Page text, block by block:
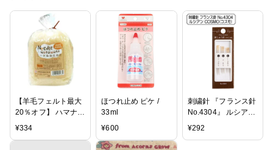
【羊毛フェルト最大
20％オフ】 ハマナカ
ニードルわたわた
¥334
ほつれ止め ピケ /
33ml
¥600
刺繍針 『フランス針
No.4304』 ルシアン
COSMO(コスモ)
¥292